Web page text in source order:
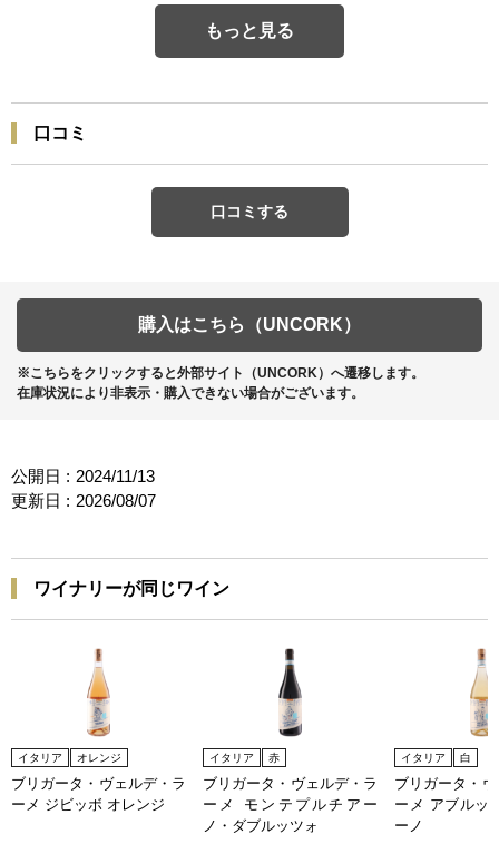
もっと見る
口コミ
口コミする
購入はこちら（UNCORK）
※こちらをクリックすると外部サイト（UNCORK）へ遷移します。
在庫状況により非表示・購入できない場合がございます。
公開日 : 2024/11/13
更新日 : 2026/08/07
ワイナリーが同じワイン
イタリア オレンジ
ブリガータ・ヴェルデ・ラ
ーメ ジビッボ オレンジ
イタリア 赤
ブリガータ・ヴェルデ・ラ
ーメ モンテプルチアー
ノ・ダブルッツォ
イタリア 白
ブリガータ・
ーメ アブルッ
ーノ